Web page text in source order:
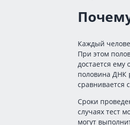
Каждый
При этом
достается ему
половина ДНК
сравнивается
Сроки
случаях тест
могут